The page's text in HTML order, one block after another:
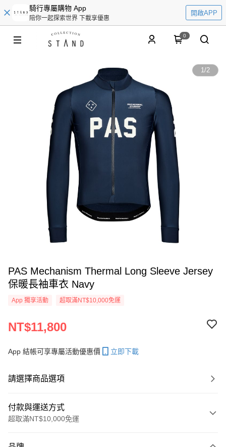
騎行專屬購物 App
陪你一起探索世界 下載享優惠
開啟APP
0
1/2
PAS Mechanism Thermal Long Sleeve Jersey
保暖長袖車衣 Navy
App 獨享活動 超取滿NT$10,000免運
NT$11,800
App 結帳可享專屬活動優惠價 立即下載
請選擇商品選項
付款與運送方式
超取滿NT$10,000免運